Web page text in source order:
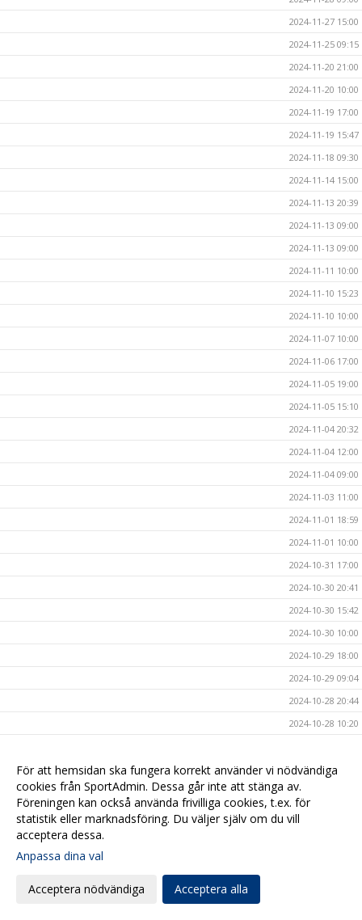
2024-11-27 15:00
2024-11-25 09:15
2024-11-20 21:00
2024-11-20 10:00
2024-11-19 17:00
2024-11-19 15:47
2024-11-18 09:30
2024-11-14 15:00
2024-11-13 20:39
2024-11-13 09:00
2024-11-13 09:00
2024-11-11 10:00
2024-11-10 15:23
2024-11-10 10:00
2024-11-07 10:00
2024-11-06 17:00
2024-11-05 19:00
2024-11-05 15:10
2024-11-04 20:32
2024-11-04 12:00
2024-11-04 09:00
2024-11-03 11:00
2024-11-01 18:59
2024-11-01 10:00
2024-10-31 17:00
2024-10-30 20:41
2024-10-30 15:42
2024-10-30 10:00
2024-10-29 18:00
2024-10-29 09:04
2024-10-28 20:44
2024-10-28 10:20
2024-10-25 20:44
2024-10-25 10:00
2024-10-24 17:00
För att hemsidan ska fungera korrekt använder vi nödvändiga
cookies från SportAdmin. Dessa går inte att stänga av.
Föreningen kan också använda frivilliga cookies, t.ex. för
statistik eller marknadsföring. Du väljer själv om du vill
acceptera dessa.
Anpassa dina val
Acceptera nödvändiga Acceptera alla